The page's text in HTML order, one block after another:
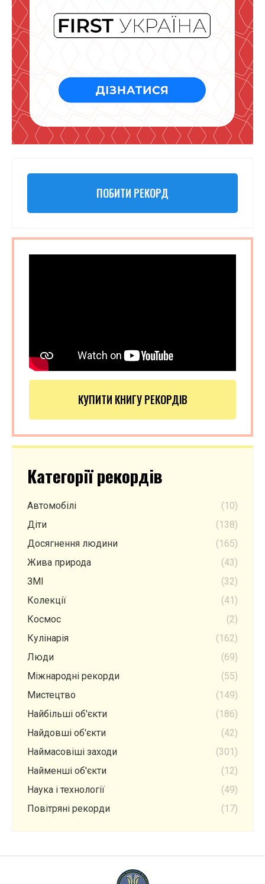
ПОБИТИ РЕКОРД
КУПИТИ КНИГУ РЕКОРДІВ
Категорії рекордів
Автомобілі
(10)
Діти
(138)
Досягнення людини
(165)
Жива природа
(43)
ЗМІ
(32)
Колекції
(41)
Космос
(2)
Кулінарія
(162)
Люди
(69)
Міжнародні рекорди
(55)
Мистецтво
(149)
Найбільші об'єкти
(186)
Найдовші об'єкти
(42)
Наймасовіші заходи
(301)
Найменші об'єкти
(12)
Наука і технології
(49)
Повітряні рекорди
(17)